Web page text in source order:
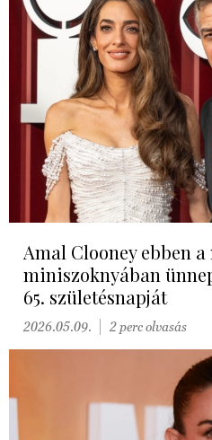
Amal Clooney ebben a
miniszoknyában
65. születésnapját
2026.05.09. 2 perc olvasás